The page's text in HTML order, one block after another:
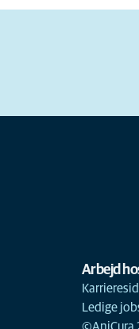
Arbejd
Ledige
©AniCura